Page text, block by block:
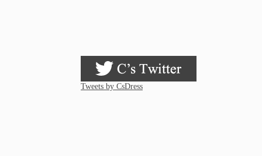
Tweets by CsDress